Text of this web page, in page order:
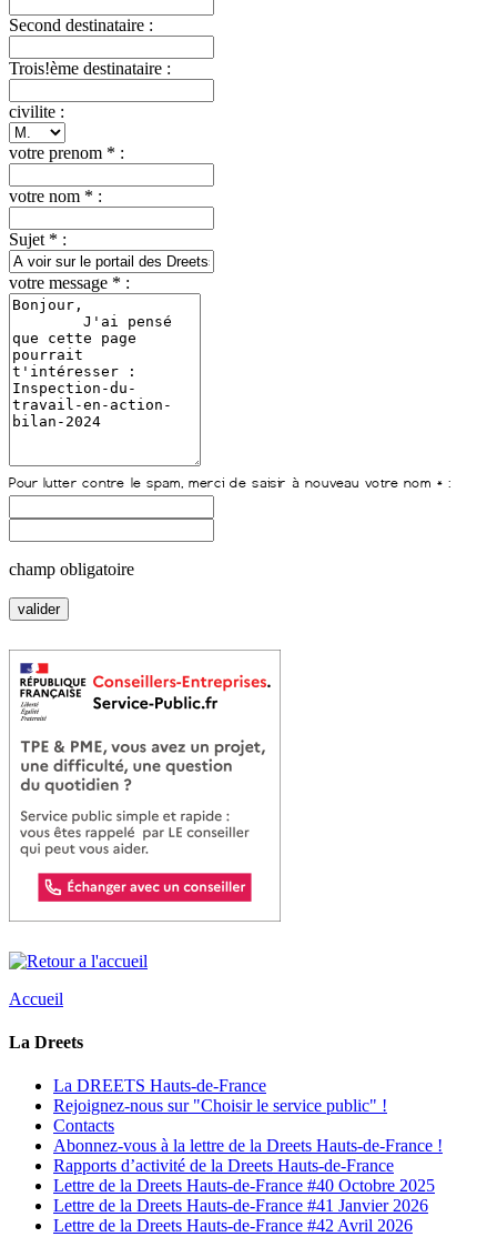
Second destinataire :
Trois!ème destinataire :
civilite :
votre prenom * :
votre nom * :
Sujet * :
votre message * :
champ obligatoire
Accueil
La Dreets
La DREETS Hauts-de-France
Rejoignez-nous sur "Choisir le service public" !
Contacts
Abonnez-vous à la lettre de la Dreets Hauts-de-France !
Rapports d’activité de la Dreets Hauts-de-France
Lettre de la Dreets Hauts-de-France #40 Octobre 2025
Lettre de la Dreets Hauts-de-France #41 Janvier 2026
Lettre de la Dreets Hauts-de-France #42 Avril 2026